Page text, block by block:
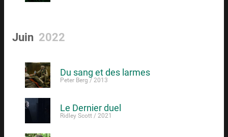
Juin 2022
Du sang et des larmes
Peter Berg / 2013
Le Dernier duel
Ridley Scott / 2021